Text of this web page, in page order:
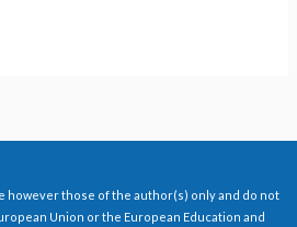
however those of the author(s) only and do not
Union or the European Education and